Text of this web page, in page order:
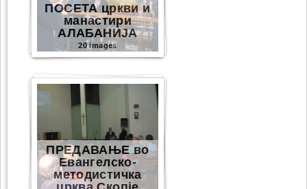
ПОСЕТА цркви и
манастири
АЛАБАНИЈА
20 images
ПРЕДАВАЊЕ во
Евангелско-
методистичка